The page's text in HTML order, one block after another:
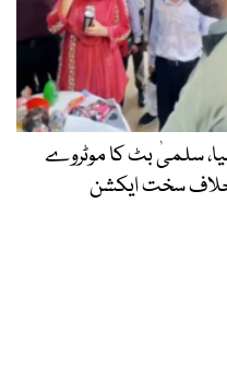
سلمیٰ بٹ کا موٹروے
خلاف سخت ایکشن